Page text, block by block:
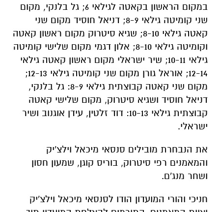
במקום הראשון בקאטה לגילאי 6; גל בלנקי, מקום
שני קומיטה גילאי 8-9; דניאל חוסיד מקום שני
קאטה גילאי 8-10; שגיא סיטרוק מקום ראשון קאטה
וקומיטה גילאי 8-10; אלון דגמי מקום שלישי קומיטה
גילאי 10-11; שיר ישראלי מקום ראשון קאטה גילאי
12-14; אוראל גורן מקום שני קומיטה גילאי 12-13;
מקום שני קאטה קבוצתית גילאי 8-9: גל בלנקי,
דניאל חוסיד ושגיא סיטרוק, מקום שלישי קאטה
קבוצתית גילאי 10-13: דוד זלטין, עידן אוגנוב ושיר
ישראלי.
את הנבחרת מובילים סנסאי מיכאל וילצ'יק
והמאמנים רפי סיטרוק, בוריס קוגן, שמעון חסון
ושחר מנג'ם.
חניכי והורי המועדון הודו לסנסאי מיכאל וילצ'יק